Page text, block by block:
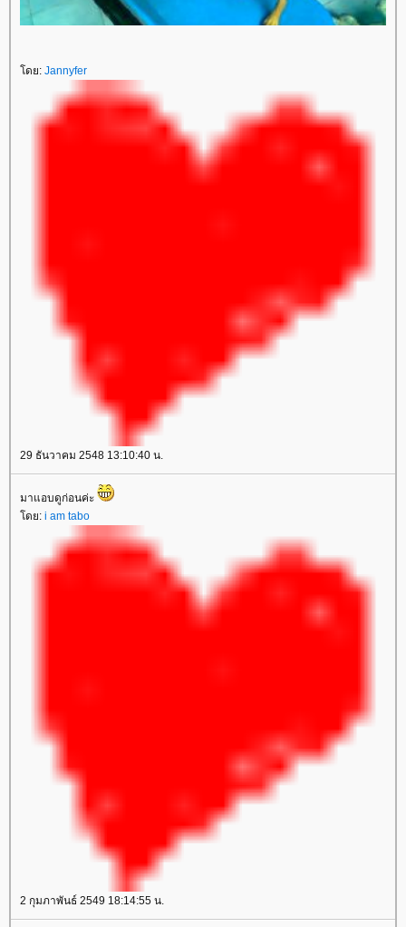
โดย: Jannyfer
29 ธันวาคม 2548 13:10:40 น.
มาแอบดูก่อนค่ะ
โดย: i am tabo
2 กุมภาพันธ์ 2549 18:14:55 น.